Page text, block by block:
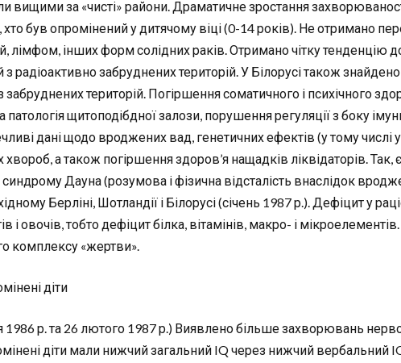
вищими за «чисті» райони. Драматичне зростання
хто був опромінений у дитячому віці (0-14 років). Не отримано
лімфом, інших форм солідних раків. Отримано чітку тенденцію
з радіоактивно забруднених територій. У Білорусі також
забруднених територій. Погіршення соматичного і психічного
щитоподібдної залози, порушення регуляції з боку
дані щодо вроджених вад, генетичних ефектів (у тому числі
хвороб, а також погіршення здоров’я нащадків ліквідаторів.
Дауна (розумова і фізична відсталість внаслідок
Берліні, Шотландії і Білорусі (січень 1987 р.). Дефіцит у
і овочів, тобто дефіцит білка, вітамінів, макро- і
комплексу «жертви».
діти
1986 р. та 26 лютого 1987 р.) Виявлено більше захворювань
діти мали нижчий загальний IQ через нижчий вербальний